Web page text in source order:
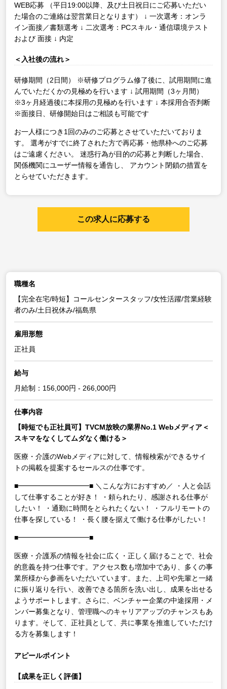
WEB応募 （平日19:00以降、及び土日祝日にご応募いただい
た場合のご連絡は翌営業日となります）
↓ 一次選考：オンラ
イン面接／書類選考 ↓ 二次選考：PCスキル・通信環境テスト
および 面接 ↓ 内定
＜入社後の流れ＞
研修期間（2日間）
※研修プログラム修了後に、試用期間に進
んでいただくかの見極めを行います ↓ 試用期間（3ヶ月間）
※3ヶ月経過後に本採用の見極めを行います ↓ 本採用合否判断
※面接日、研修開始日はご相談も可能です
お一人様につき1回のみのご応募とさせていただいておりま
す。
選考がすでに終了された方で再応募・他県枠へのご応募
はご遠慮ください。
迷惑行為が目的の応募と判断した場合、
関係機関にユーザー情報を通告し、
アカウント閉鎖の措置を
とらせていただきます。
この求人に応募する
職種名
【完全在宅/時短】コールセンタースタッフ/女性活躍/営業経験
者のみ/土日祝休み/福島県
雇用形態
正社員
給与
月給制：156,000円 - 266,000円
仕事内容
【時短でも正社員可】TVCM放映の業界No.1 Webメディア＜
スキマをなくしてムダなく働ける＞
医療・介護のWebメディアに対して、情報検索ができるサイ
トの掲載を提案するセールスの仕事です。
■━━━━━━━━━━■ ＼こんな方におすすめ／
・人と会話
して仕事することが好き！
・頼られたり、感謝される仕事が
したい！
・通勤に時間をとられたくない！
・フルリモートの
仕事を探している！
・長く腰を据えて働ける仕事がしたい！
■━━━━━━━━━━■
医療・介護系の情報を社会に広く・正しく届けることで、社会
的意義を持つ仕事です。アクセス数も増加中であり、多くの事
業所様から参画をいただいています。また、上司や先輩と一緒
に振り返りを行い、改善できる箇所を洗い出し、成果を出せる
ようサポートします。さらに、ベンチャー企業の中途採用・メ
ンバー募集となり、管理職へのキャリアアップのチャンスもあ
ります。そして、正社員として、共に事業を推進していただけ
る方を募集します！
アピールポイント
【成果を正しく評価】